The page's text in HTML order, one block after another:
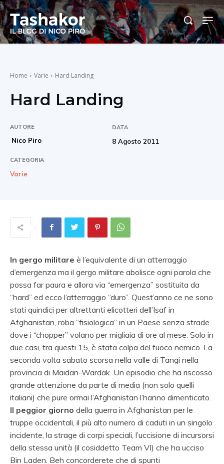
Home Varie Hard Landing
Hard Landing
AUTORE
Nico Piro
DATA
8 Agosto 2011
CATEGORIA
Varie
In gergo militare è l’equivalente di un atterraggio
d’emergenza ma il gergo militare abolisce ogni parola che
possa far paura e allora via “emergenza” sostituita da
“hard” ed ecco l’atterraggio “duro”. Quest’anno ce ne sono
stati quindici per altrettanti elicotteri dell’Isaf in
Afghanistan, roba “fisiologica” in un Paese senza strade
dove i “chopper” volano per migliaia di ore al mese. Solo in
due casi, tra questi 15, è stata colpa del fuoco nemico. La
seconda volta sabato scorsa nella valle di Tangi nella
provincia di Maidan-Wardak. Un episodio che ha riscosso
grande attenzione da parte di media (non solo quelli
italiani) che pure ormai l’Afghanistan l’hanno dimenticato.
Il peggior giorno della guerra in Afghanistan per le
truppe occidentali, il più alto numero di caduti in un singolo
incidente, la strage di corpi speciali, l’uccisione di incursorsi
della stessa unità (il cosiddetto Team VI) che ha ucciso
Bin Laden. Beh concorderete che di spunti